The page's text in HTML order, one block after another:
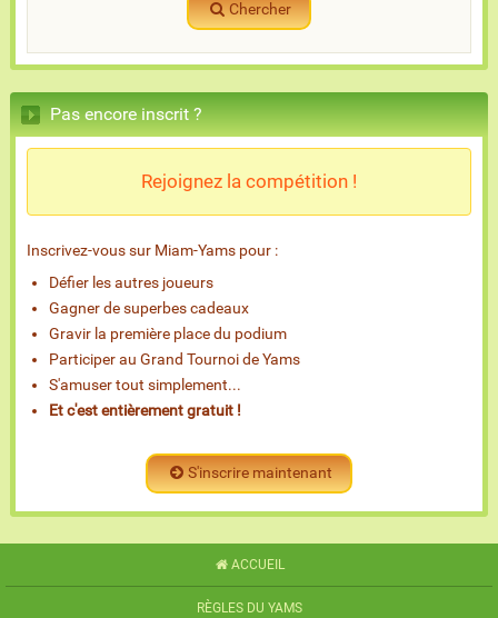
Chercher
Pas encore inscrit ?
Rejoignez la compétition !
Inscrivez-vous sur Miam-Yams pour :
Défier les autres joueurs
Gagner de superbes cadeaux
Gravir la première place du podium
Participer au Grand Tournoi de Yams
S'amuser tout simplement...
Et c'est entièrement gratuit !
S'inscrire maintenant
ACCUEIL
RÈGLES DU YAMS